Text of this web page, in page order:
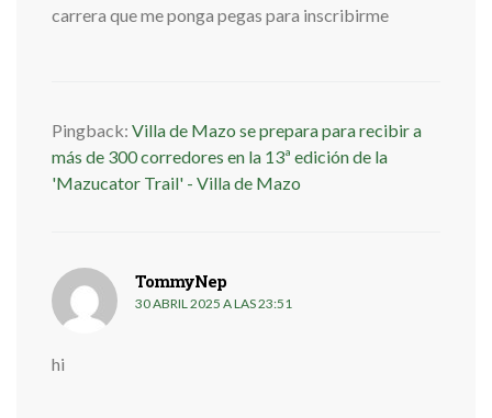
carrera que me ponga pegas para inscribirme
Pingback: Villa de Mazo se prepara para recibir a
más de 300 corredores en la 13ª edición de la
'Mazucator Trail' - Villa de Mazo
TommyNepdice:
30 ABRIL 2025 A LAS 23:51
hi